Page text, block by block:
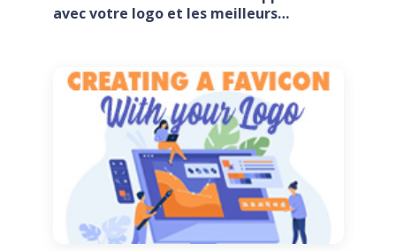
avec votre logo et les meilleurs